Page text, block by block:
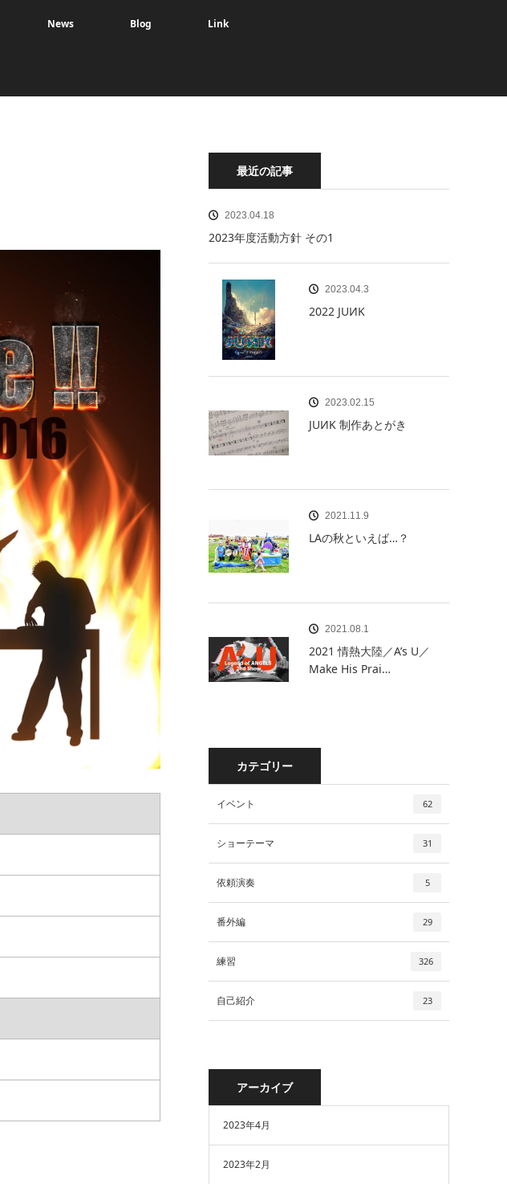
News Blog Link
最近の記事
2023.04.18
2023年度活動方針 その1
2023.04.3
2022 JUИK
2023.02.15
JUИK 制作あとがき
2021.11.9
LAの秋といえば…？
2021.08.1
2021 情熱大陸／A’s U／
Make His Prai…
カテゴリー
イベント 62
ショーテーマ 31
依頼演奏 5
番外編 29
練習 326
自己紹介 23
アーカイブ
2023年4月
2023年2月